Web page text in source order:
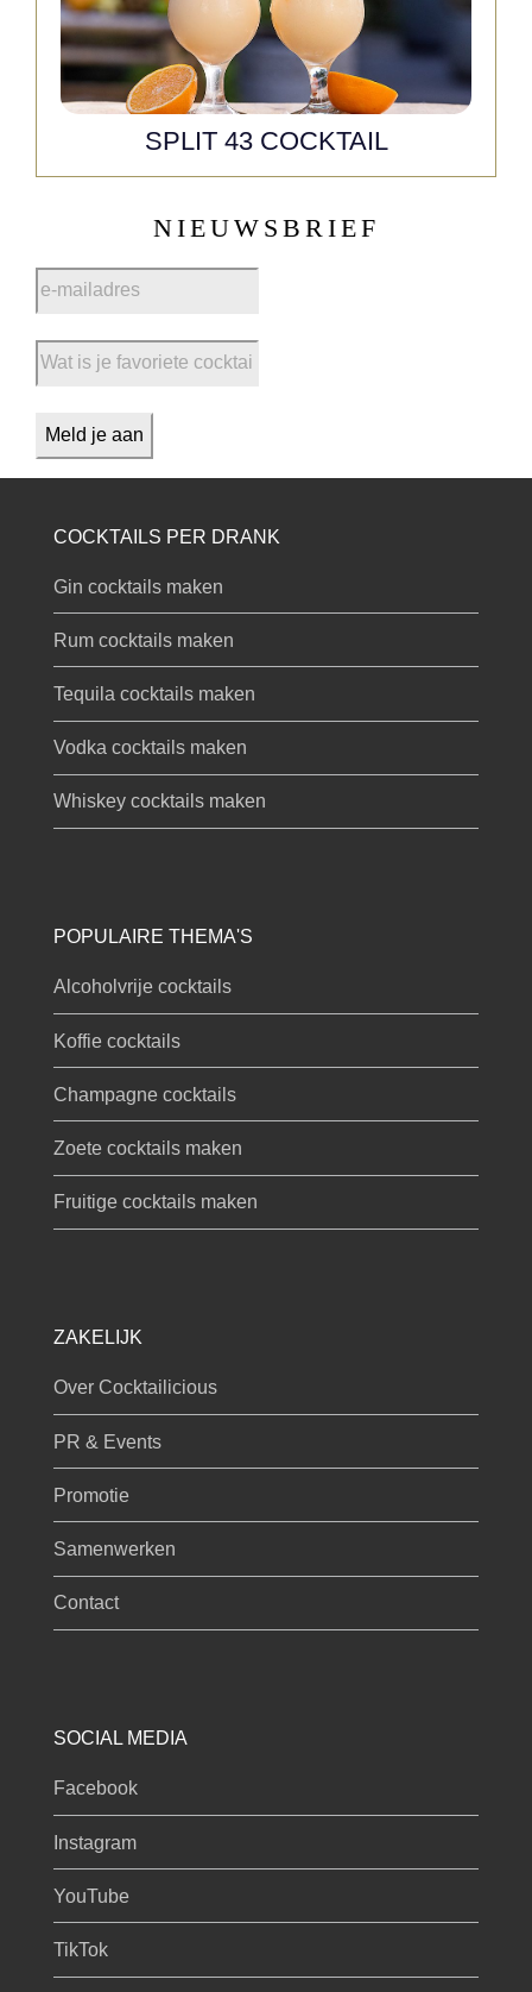
SPLIT 43 COCKTAIL
NIEUWSBRIEF
COCKTAILS PER DRANK
Gin cocktails maken
Rum cocktails maken
Tequila cocktails maken
Vodka cocktails maken
Whiskey cocktails maken
POPULAIRE THEMA'S
Alcoholvrije cocktails
Koffie cocktails
Champagne cocktails
Zoete cocktails maken
Fruitige cocktails maken
ZAKELIJK
Over Cocktailicious
PR & Events
Promotie
Samenwerken
Contact
SOCIAL MEDIA
Facebook
Instagram
YouTube
TikTok